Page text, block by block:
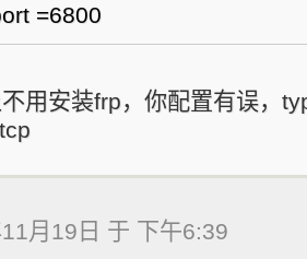
=6800
用安装frp，你配置有误，
月19日 于 下午6:39